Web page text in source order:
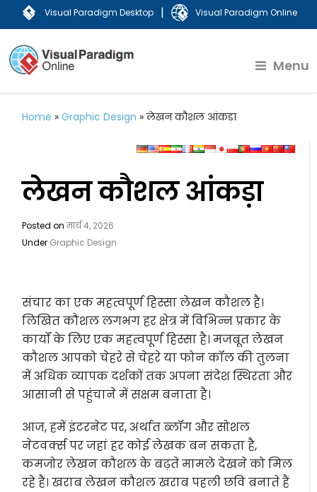
Visual Paradigm Desktop | Visual Paradigm Online
Menu
Home »Graphic Design »लेखन कौशल आंकड़ा
लेखन कौशल आंकड़ा
Posted onमार्च 4, 2026
Under Graphic Design
संचार का एक महत्वपूर्ण हिस्सा लेखन कौशल है।
लिखित कौशल लगभग हर क्षेत्र में विभिन्न प्रकार के
कार्यों के लिए एक महत्वपूर्ण हिस्सा है। मजबूत लेखन
कौशल आपको चेहरे से चेहरे या फोन कॉल की तुलना
में अधिक व्यापक दर्शकों तक अपना संदेश स्थिरता और
आसानी से पहुंचाने में सक्षम बनाता है।
आज, हमें इंटरनेट पर, अर्थात ब्लॉग और सोशल
नेटवर्क्स पर जहां हर कोई लेखक बन सकता है,
कमजोर लेखन कौशल के बढ़ते मामले देखने को मिल
रहे हैं। खराब लेखन कौशल खराब पहली छवि बनाते हैं